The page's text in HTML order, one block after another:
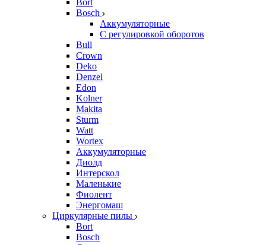
Bort
Bosch
Аккумуляторные
С регулировкой оборотов
Bull
Crown
Deko
Denzel
Edon
Kolner
Makita
Sturm
Watt
Wortex
Аккумуляторные
Диолд
Интерскол
Маленькие
Фиолент
Энергомаш
Циркулярные пилы
Bort
Bosch